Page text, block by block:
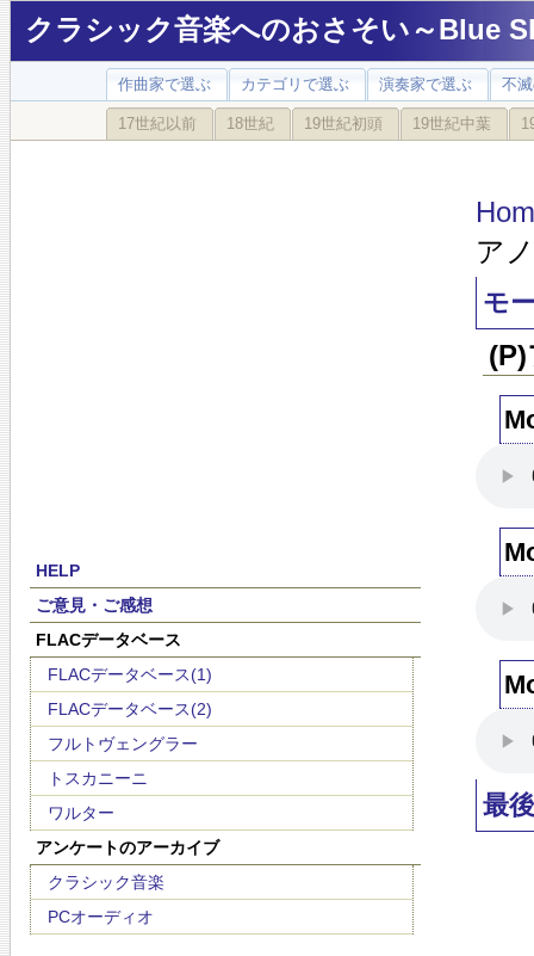
クラシック音楽へのおさそい～Blue
作曲家で選ぶ カテゴリで選ぶ 演奏家で選ぶ 不
17世紀以前 18世紀 19世紀初頭 19世紀中葉
HELP
ご意見・ご感想
FLACデータベース
FLACデータベース(1)
FLACデータベース(2)
フルトヴェングラー
トスカニーニ
ワルター
アンケートのアーカイブ
クラシック音楽
PCオーディオ
ア
モ
最